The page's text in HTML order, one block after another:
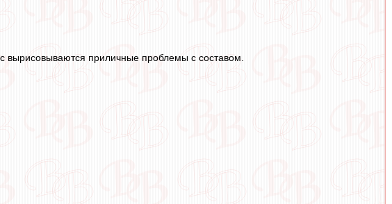
вырисовываются приличные проблемы с составом.